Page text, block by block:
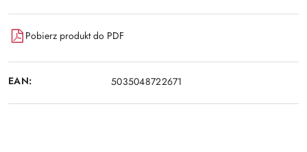
Pobierz produkt do PDF
EAN: 5035048722671